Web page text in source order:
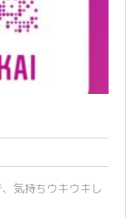
気持ちウキウキし